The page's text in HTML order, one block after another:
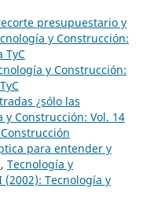
presupuestario y
y Construcción:
TyC
y Construcción:
¿sólo las
y Construcción: Vol. 14
para entender y
, Tecnología y
Tecnología y